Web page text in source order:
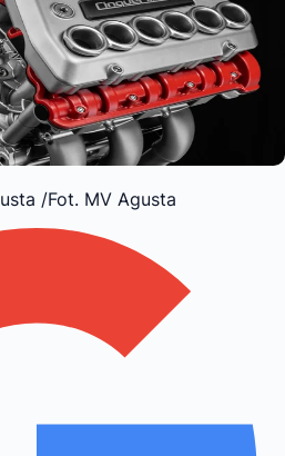
/Fot. MV Agusta